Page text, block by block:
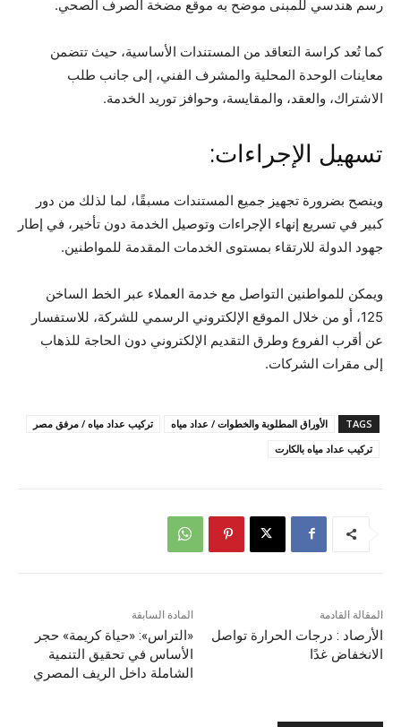
رسم هندسي للمبنى موضح به موقع مضخة الصرف الصحي.
كما تُعد كراسة التعاقد من المستندات الأساسية، حيث تتضمن
معاينات الوحدة المحلية والمشرف الفني، إلى جانب طلب
الاشتراك، والعقد، والمقايسة، وحوافز توريد الخدمة.
تسهيل الإجراءات:
وينصح بضرورة تجهيز جميع المستندات مسبقًا، لما لذلك من دور
كبير في تسريع إنهاء الإجراءات وتوصيل الخدمة دون تأخير، في إطار
جهود الدولة للارتقاء بمستوى الخدمات المقدمة للمواطنين.
ويمكن للمواطنين التواصل مع خدمة العملاء عبر الخط الساخن
125، أو من خلال الموقع الإلكتروني الرسمي للشركة، للاستفسار
عن أقرب الفروع وطرق التقديم الإلكتروني دون الحاجة للذهاب
إلى مقرات الشركات.
TAGS الأوراق المطلوبة والخطوات / عداد مياه
تركيب عداد مياه / مرفق مصر
تركيب عداد مياه بالكارت
المادة السابقة
«التراس»: «حياة كريمة» حجر
الأساس في تحقيق التنمية
الشاملة داخل الريف المصري
المقالة القادمة
الأرصاد : درجات الحرارة تواصل
الانخفاض غدًا